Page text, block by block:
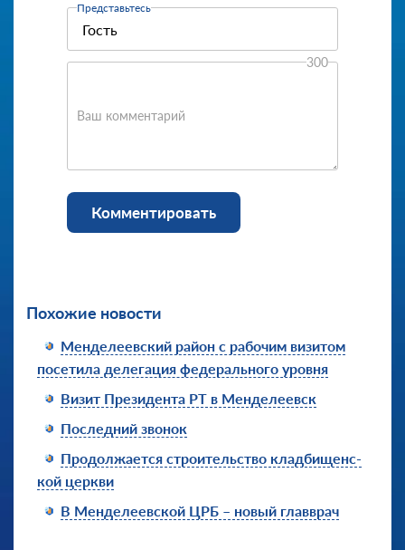
Представьтесь
Ваш комментарий
300
Комментировать
Похожие новости
Менделеевский район с рабочим визитом
посетила делегация федерального уровня
Визит Президента РТ в Менделеевск
Последний звонок
Продолжает­ся строительс­тво кладбищенс­
кой церкви
В Менделеевской ЦРБ – новый главврач